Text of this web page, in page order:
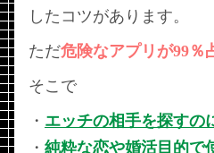
したコツがあります。
ただ危険なアプリが99％
そこで
・ エッチの相手を探すの
・ 純粋な恋や婚活目的で